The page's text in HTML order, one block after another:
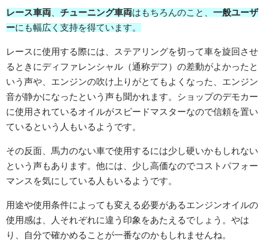
レース車両 チューニング車両はもちろんのこと、 一般ユーザ
ーにも幅広く支持を得ています。
レースに使用する際には、ステアリングを切って車を旋回させ
るときにディファレンシャル（通称デフ）の差動がよかったと
いう声や、エンジンの吹け上りがとてもよくなった、エンジン
音が静かになったという声も聞かれます。ショップのデモカー
に使用されているオイルがスピードマスターなので信頼を置い
ているという人もいるようです。
その反面、馬力のない車で使用するには少し硬いかもしれない
という声もあります。他には、少し高価なのでコストパフォー
マンスを気にしている人もいるようです。
用途や使用条件によっても変える必要があるエンジンオイルの
使用感は、人それぞれに違う印象をあたえるでしょう。やは
り、自分で確かめることが一番なのかもしれませんね。